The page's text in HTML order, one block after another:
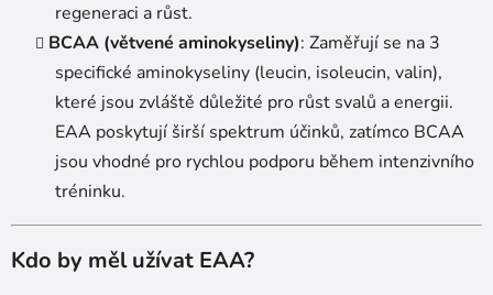
regeneraci a růst.
BCAA (větvené aminokyseliny): Zaměřují se na 3
specifické aminokyseliny (leucin, isoleucin, valin),
které jsou zvláště důležité pro růst svalů a energii.
EAA poskytují širší spektrum účinků, zatímco BCAA
jsou vhodné pro rychlou podporu během intenzivního
tréninku.
Kdo by měl užívat EAA?